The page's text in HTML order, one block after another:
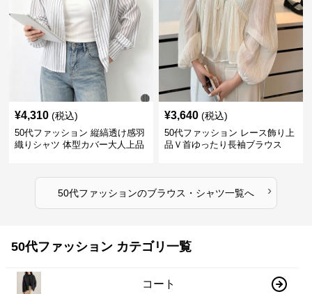
¥4,310 (税込)
50代ファッション 縦縞透け感羽
織りシャツ 体型カバー大人上品
¥3,640 (税込)
50代ファッション レース飾り上
品Ｖ首ゆったり長袖ブラウス
50代ファッションのブラウス・シャツ一覧へ ›
50代ファッション カテゴリ一覧
コート